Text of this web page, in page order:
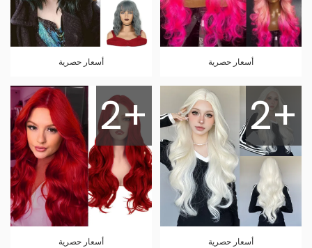
أسعار حصرية أسعار حصرية
2+
أسعار حصرية
2+
أسعار حصرية